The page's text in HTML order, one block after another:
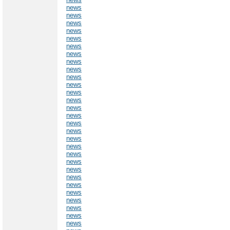
news
news
news
news
news
news
news
news
news
news
news
news
news
news
news
news
news
news
news
news
news
news
news
news
news
news
news
news
news